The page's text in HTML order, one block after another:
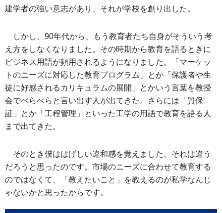
建学者の強い意志があり、それが学校を創り出した。
しかし、90年代から、もう教育者たち自身がそういう考
え方をしなくなりました。その時期から教育を語るときに
ビジネス用語が頻用されるようになりました。「マーケッ
トのニーズに対応した教育プログラム」とか「保護者や生
徒に好感されるカリキュラムの展開」とかいう言葉を教授
会でぺらぺらと言い出す人が出てきた。さらには「質保
証」とか「工程管理」といった工学の用語で教育を語る人
まで出てきた。
そのとき僕ははげしい違和感を覚えました。それは違う
だろうと思ったのです。市場のニーズに合わせて教育する
のではなくて、「教えたいこと」を教えるのが私学なんじ
ゃないかと思ったからです。